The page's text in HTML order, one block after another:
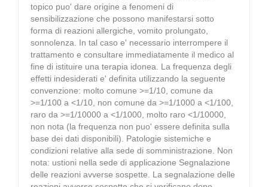
topico puo' dare origine a fenomeni di
sensibilizzazione che possono manifestarsi sotto
forma di reazioni allergiche, vomito prolungato,
sonnolenza. In tal caso e' necessario interrompere il
trattamento e consultare immediatamente il medico al
fine di istituire una terapia idonea. La frequenza degli
effetti indesiderati e' definita utilizzando la seguente
convenzione: molto comune >=1/10, comune da
>=1/100 a <1/10, non comune da >=1/1000 a <1/100,
raro da >=1/10000 a <1/1000, molto raro <1/10000,
non nota (la frequenza non puo' essere definita sulla
base dei dati disponibili). Patologie sistemiche e
condizioni relative alla sede di somministrazione. Non
nota: ustioni nella sede di applicazione Segnalazione
delle reazioni avverse sospette. La segnalazione delle